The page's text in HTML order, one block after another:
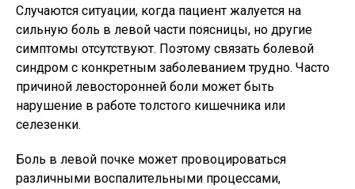
Случаются ситуации, когда пациент жалуется на
сильную боль в левой части поясницы, но другие
симптомы отсутствуют. Поэтому связать болевой
синдром с конкретным заболеванием трудно. Часто
причиной левосторонней боли может быть
нарушение в работе толстого кишечника или
селезенки.
Боль в левой почке может провоцироваться
различными воспалительными процессами,